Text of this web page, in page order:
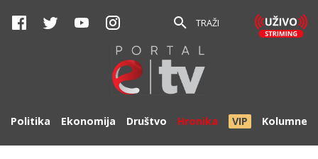
TRAŽI
Politika Ekonomija Društvo Hronika VIP Kolumne